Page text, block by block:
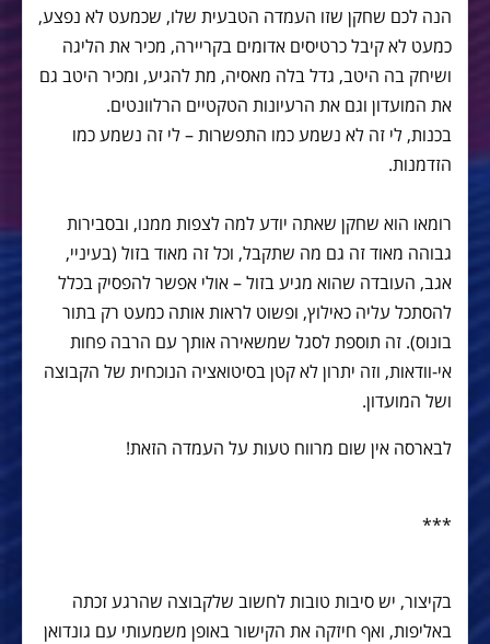
הנה לכם שחקן שזו העמדה הטבעית שלו, שכמעט לא נפצע,
כמעט לא קיבל כרטיסים אדומים בקריירה, מכיר את הליגה
ושיחק בה היטב, גדל בלה מאסיה, מת להגיע, ומכיר היטב גם
את המועדון וגם את הרעיונות הטקטיים הרלוונטים.
בכנות, לי זה לא נשמע כמו התפשרות – לי זה נשמע כמו
הזדמנות.
רומאו הוא שחקן שאתה יודע למה לצפות ממנו, ובסבירות
גבוהה מאוד זה גם מה שתקבל, וכל זה מאוד בזול (בעיניי,
אגב, העובדה שהוא מגיע בזול – אולי אפשר להפסיק בכלל
להסתכל עליה כאילוץ, ופשוט לראות אותה כמעט רק בתור
בונוס). זה תוספת לסגל שמשאירה אותך עם הרבה פחות
אי-וודאות, וזה יתרון לא קטן בסיטואציה הנוכחית של הקבוצה
ושל המועדון.
לבארסה אין שום מרווח טעות על העמדה הזאת!
***
בקיצור, יש סיבות טובות לחשוב שלקבוצה שהרגע זכתה
באליפות, ואף חיזקה את הקישור באופן משמעותי עם גונדואן